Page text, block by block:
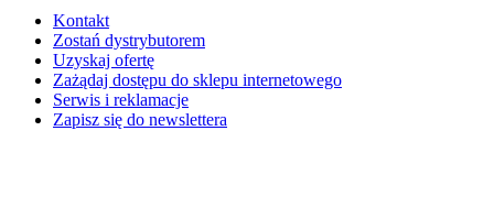
Kontakt
Zostań dystrybutorem
Uzyskaj ofertę
Zażądaj dostępu do sklepu internetowego
Serwis i reklamacje
Zapisz się do newslettera